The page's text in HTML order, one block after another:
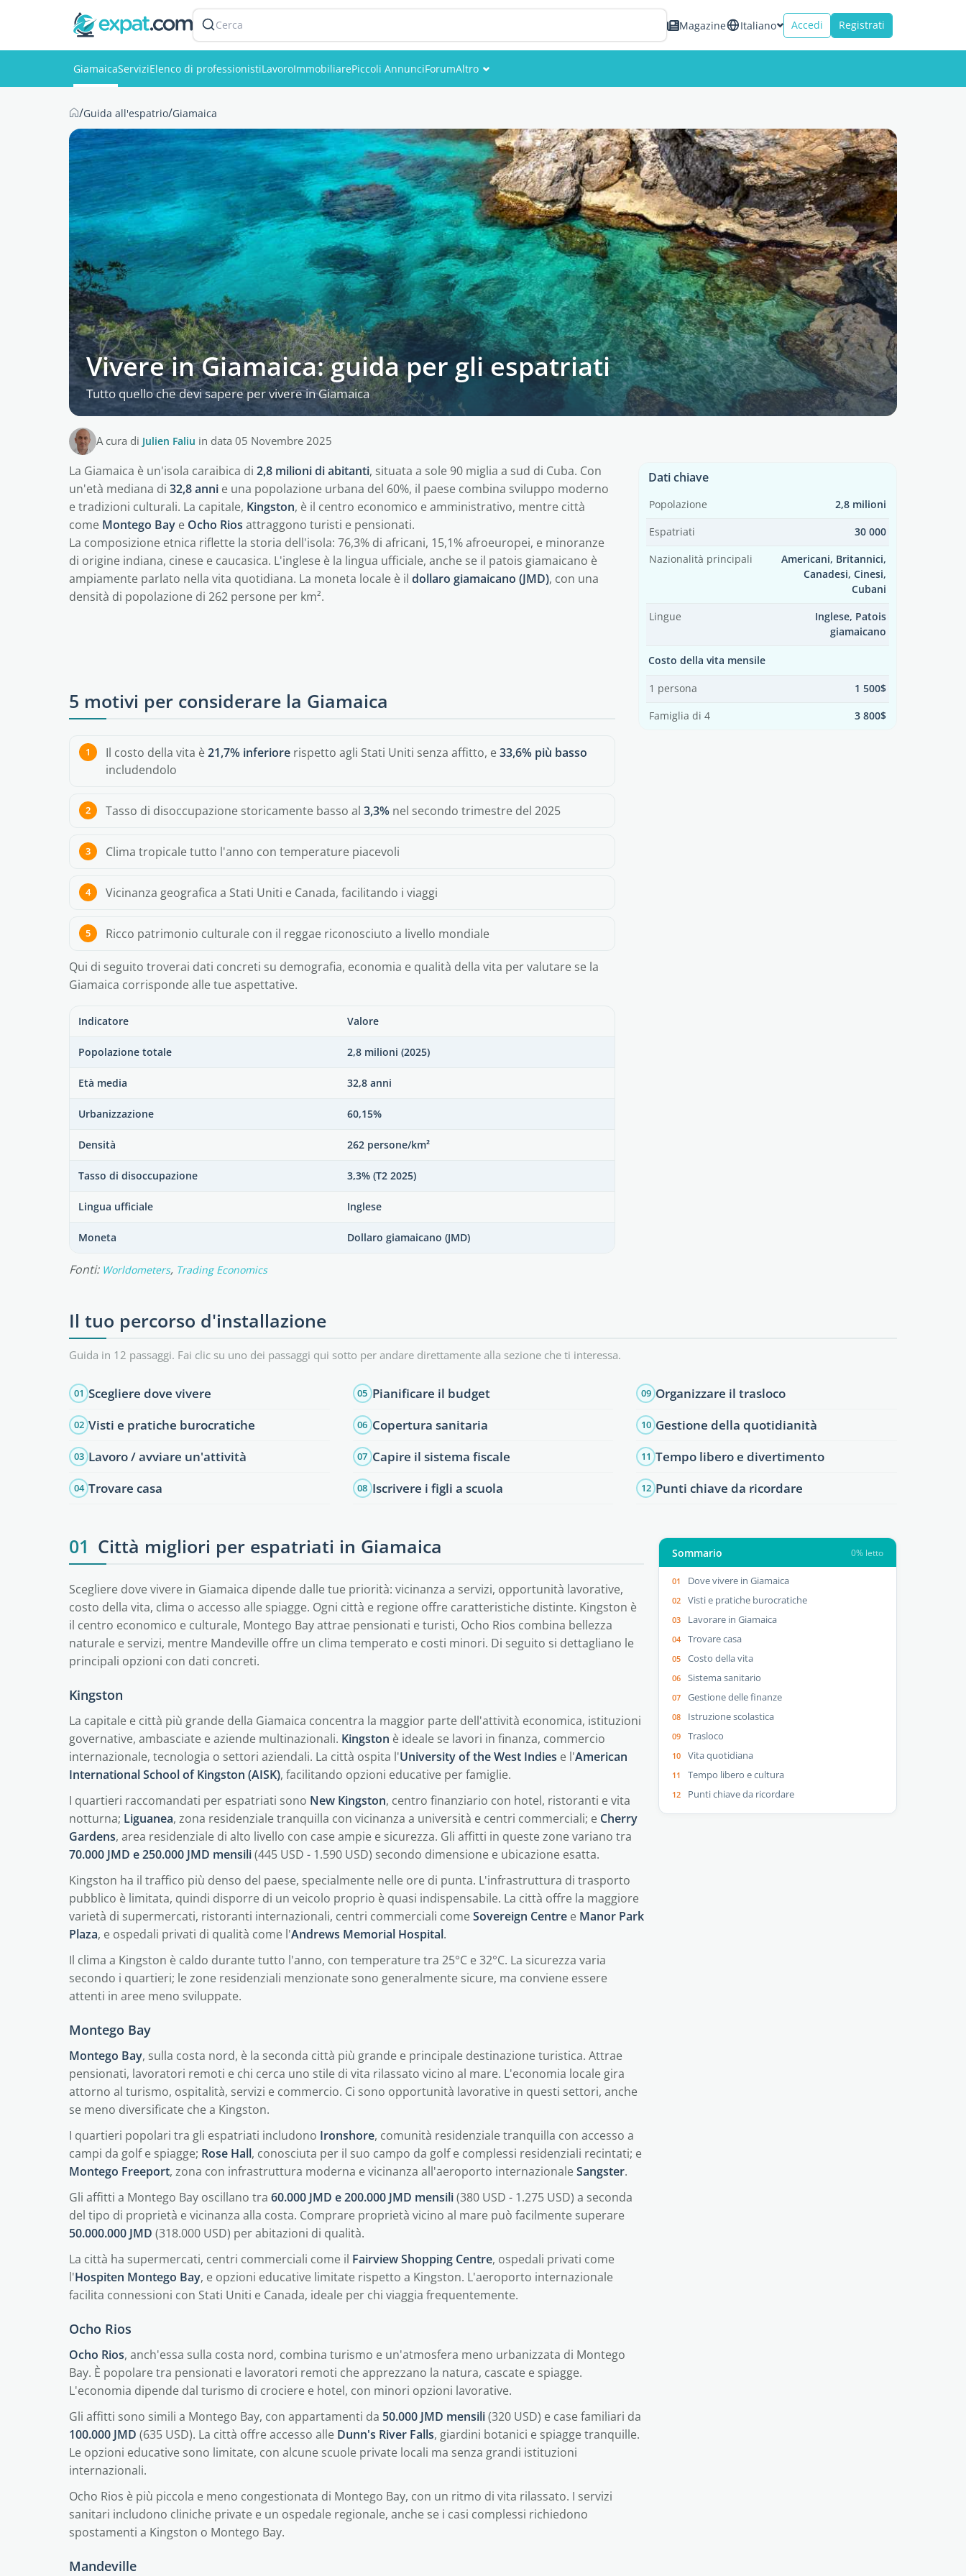
Cerca Magazine Italiano Accedi Registrati
GiamaicaServiziElenco di professionistiLavoroImmobiliarePiccoli AnnunciForumAltro
Utenti
Foto
/Guida all'espatrio/Giamaica
Vivere in Giamaica: guida per gli espatriati
Tutto quello che devi sapere per vivere in Giamaica
A cura di Julien Faliu in data 05 Novembre 2025
La Giamaica è un'isola caraibica di 2,8 milioni di abitanti, situata a sole 90 miglia a sud di Cuba. Con
un'età mediana di 32,8 anni e una popolazione urbana del 60%, il paese combina sviluppo moderno
e tradizioni culturali. La capitale, Kingston, è il centro economico e amministrativo, mentre città
come Montego Bay e Ocho Rios attraggono turisti e pensionati.
La composizione etnica riflette la storia dell'isola: 76,3% di africani, 15,1% afroeuropei, e minoranze
di origine indiana, cinese e caucasica. L'inglese è la lingua ufficiale, anche se il patois giamaicano è
ampiamente parlato nella vita quotidiana. La moneta locale è il dollaro giamaicano (JMD), con una
densità di popolazione di 262 persone per km².
5 motivi per considerare la Giamaica
Il costo della vita è21,7% inferiore rispetto agli Stati Uniti senza affitto, e33,6% più basso
includendolo
Tasso di disoccupazione storicamente basso al 3,3% nel secondo trimestre del 2025
Clima tropicale tutto l'anno con temperature piacevoli
Vicinanza geografica a Stati Uniti e Canada, facilitando i viaggi
Ricco patrimonio culturale con il reggae riconosciuto a livello mondiale
Qui di seguito troverai dati concreti su demografia, economia e qualità della vita per valutare se la
Giamaica corrisponde alle tue aspettative.
Indicatore Valore
Popolazione totale 2,8 milioni (2025)
Età media 32,8 anni
Urbanizzazione 60,15%
Densità 262 persone/km²
Tasso di disoccupazione 3,3% (T2 2025)
Lingua ufficiale Inglese
Moneta Dollaro giamaicano (JMD)
Fonti: Worldometers, Trading Economics
Dati chiave
Popolazione 2,8 milioni
Espatriati 30 000
Nazionalità principali
Americani, Britannici,
Canadesi, Cinesi,
Cubani
Lingue
Inglese, Patois
giamaicano
Costo della vita mensile
1 persona 1 500$
Famiglia di 4 3 800$
Il tuo percorso d'installazione
Guida in 12 passaggi. Fai clic su uno dei passaggi qui sotto per andare direttamente alla sezione che ti interessa.
01 Scegliere dove vivere
02 Visti e pratiche burocratiche
03 Lavoro / avviare un'attività
04 Trovare casa
05 Pianificare il budget
06 Copertura sanitaria
07 Capire il sistema fiscale
08 Iscrivere i figli a scuola
09 Organizzare il trasloco
10 Gestione della quotidianità
11 Tempo libero e divertimento
12 Punti chiave da ricordare
01 Città migliori per espatriati in Giamaica
Scegliere dove vivere in Giamaica dipende dalle tue priorità: vicinanza a servizi, opportunità lavorative,
costo della vita, clima o accesso alle spiagge. Ogni città e regione offre caratteristiche distinte. Kingston è
il centro economico e culturale, Montego Bay attrae pensionati e turisti, Ocho Rios combina bellezza
naturale e servizi, mentre Mandeville offre un clima temperato e costi minori. Di seguito si dettagliano le
principali opzioni con dati concreti.
Kingston
La capitale e città più grande della Giamaica concentra la maggior parte dell'attività economica, istituzioni
governative, ambasciate e aziende multinazionali. Kingston è ideale se lavori in finanza, commercio
internazionale, tecnologia o settori aziendali. La città ospita l'University of the West Indies e l'American
International School of Kingston (AISK), facilitando opzioni educative per famiglie.
I quartieri raccomandati per espatriati sono New Kingston, centro finanziario con hotel, ristoranti e vita
notturna; Liguanea, zona residenziale tranquilla con vicinanza a università e centri commerciali; e Cherry
Gardens, area residenziale di alto livello con case ampie e sicurezza. Gli affitti in queste zone variano tra
70.000 JMD e 250.000 JMD mensili(445 USD - 1.590 USD) secondo dimensione e ubicazione esatta.
Kingston ha il traffico più denso del paese, specialmente nelle ore di punta. L'infrastruttura di trasporto
pubblico è limitata, quindi disporre di un veicolo proprio è quasi indispensabile. La città offre la maggiore
varietà di supermercati, ristoranti internazionali, centri commerciali comeSovereign Centre e Manor Park
Plaza, e ospedali privati di qualità come l'Andrews Memorial Hospital.
Il clima a Kingston è caldo durante tutto l'anno, con temperature tra 25°C e 32°C. La sicurezza varia
secondo i quartieri; le zone residenziali menzionate sono generalmente sicure, ma conviene essere
attenti in aree meno sviluppate.
Montego Bay
Montego Bay, sulla costa nord, è la seconda città più grande e principale destinazione turistica. Attrae
pensionati, lavoratori remoti e chi cerca uno stile di vita rilassato vicino al mare. L'economia locale gira
attorno al turismo, ospitalità, servizi e commercio. Ci sono opportunità lavorative in questi settori, anche
se meno diversificate che a Kingston.
I quartieri popolari tra gli espatriati includono Ironshore, comunità residenziale tranquilla con accesso a
campi da golf e spiagge; Rose Hall, conosciuta per il suo campo da golf e complessi residenziali recintati; e
Montego Freeport, zona con infrastruttura moderna e vicinanza all'aeroporto internazionaleSangster.
Gli affitti a Montego Bay oscillano tra 60.000 JMD e 200.000 JMD mensili(380 USD - 1.275 USD) a seconda
del tipo di proprietà e vicinanza alla costa. Comprare proprietà vicino al mare può facilmente superare
50.000.000 JMD (318.000 USD) per abitazioni di qualità.
La città ha supermercati, centri commerciali come il Fairview Shopping Centre, ospedali privati come
l'Hospiten Montego Bay, e opzioni educative limitate rispetto a Kingston. L'aeroporto internazionale
facilita connessioni con Stati Uniti e Canada, ideale per chi viaggia frequentemente.
Ocho Rios
Ocho Rios, anch'essa sulla costa nord, combina turismo e un'atmosfera meno urbanizzata di Montego
Bay. È popolare tra pensionati e lavoratori remoti che apprezzano la natura, cascate e spiagge.
L'economia dipende dal turismo di crociere e hotel, con minori opzioni lavorative.
Gli affitti sono simili a Montego Bay, con appartamenti da 50.000 JMD mensili(320 USD) e case familiari da
100.000 JMD (635 USD). La città offre accesso alle Dunn's River Falls, giardini botanici e spiagge tranquille.
Le opzioni educative sono limitate, con alcune scuole private locali ma senza grandi istituzioni
internazionali.
Ocho Rios è più piccola e meno congestionata di Montego Bay, con un ritmo di vita rilassato. I servizi
sanitari includono cliniche private e un ospedale regionale, anche se i casi complessi richiedono
spostamenti a Kingston o Montego Bay.
Mandeville
Sommario 0% letto
Dove vivere in Giamaica
Visti e pratiche burocratiche
Lavorare in Giamaica
Trovare casa
Costo della vita
Sistema sanitario
Gestione delle finanze
Istruzione scolastica
Trasloco
Vita quotidiana
Tempo libero e cultura
Punti chiave da ricordare